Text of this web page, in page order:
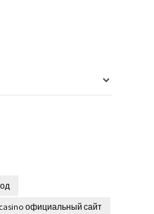
официальный сайт